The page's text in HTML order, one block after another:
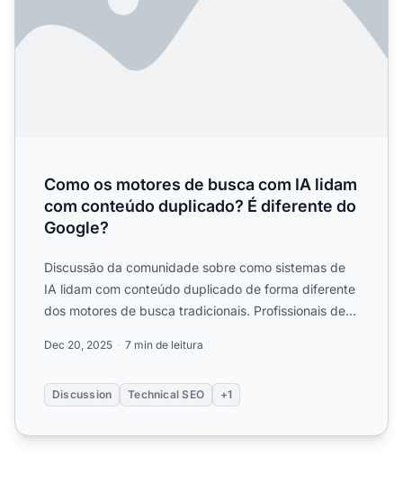
Como os motores de busca com IA lidam
com conteúdo duplicado? É diferente do
Google?
Discussão da comunidade sobre como sistemas de
IA lidam com conteúdo duplicado de forma diferente
dos motores de busca tradicionais. Profissionais de
Dec 20, 2025 7 min de leitura
Discussion Technical SEO +1